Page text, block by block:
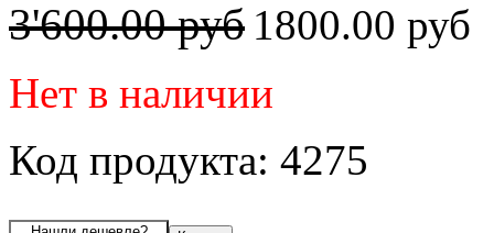
3'600.00 руб 1800.00 руб
Нет в наличии
Код продукта: 4275